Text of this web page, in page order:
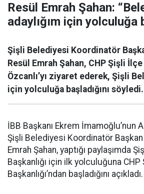
Resül Emrah Şahan:
adaylığım için yolculuğa
Şişli Belediyesi Koordinatör
Resül Emrah Şahan, CHP Şişli
Özcanlı’yı ziyaret ederek, Şişli
için yolculuğa başladığını söyledi.
İBB Başkanı Ekrem İmamoğlu’nun
Şişli Belediyesi Koordinatör Başkan
Emrah Şahan, yaptığı paylaşımda
Başkanlığı için ilk yolculuğuna CHP
Başkanlığı’ndan başladığını açıkladı.